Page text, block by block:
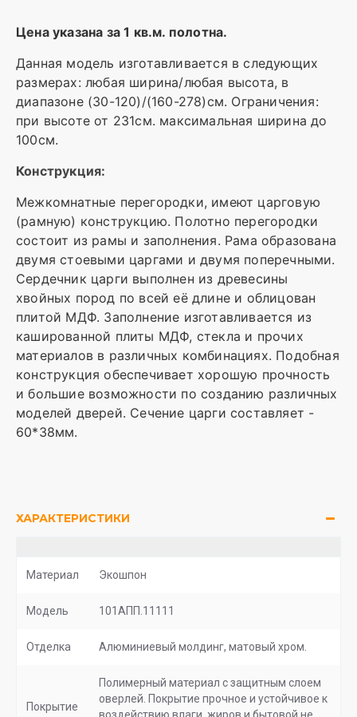
Цена указана за 1 кв.м. полотна.
Данная модель изготавливается в следующих
размерах: любая ширина/любая высота, в
диапазоне (30-120)/(160-278)см. Ограничения:
при высоте от 231см. максимальная ширина до
100см.
Конструкция:
Межкомнатные перегородки, имеют царговую
(рамную) конструкцию. Полотно перегородки
состоит из рамы и заполнения. Рама образована
двумя стоевыми царгами и двумя поперечными.
Сердечник царги выполнен из древесины
хвойных пород по всей её длине и облицован
плитой МДФ. Заполнение изготавливается из
кашированной плиты МДФ, стекла и прочих
материалов в различных комбинациях. Подобная
конструкция обеспечивает хорошую прочность
и большие возможности по созданию различных
моделей дверей. Сечение царги составляет -
60*38мм.
ХАРАКТЕРИСТИКИ
Материал Экошпон
Модель 101АПП.11111
Отделка Алюминиевый молдинг, матовый хром.
Покрытие
Полимерный материал с защитным слоем
оверлей. Покрытие прочное и устойчивое к